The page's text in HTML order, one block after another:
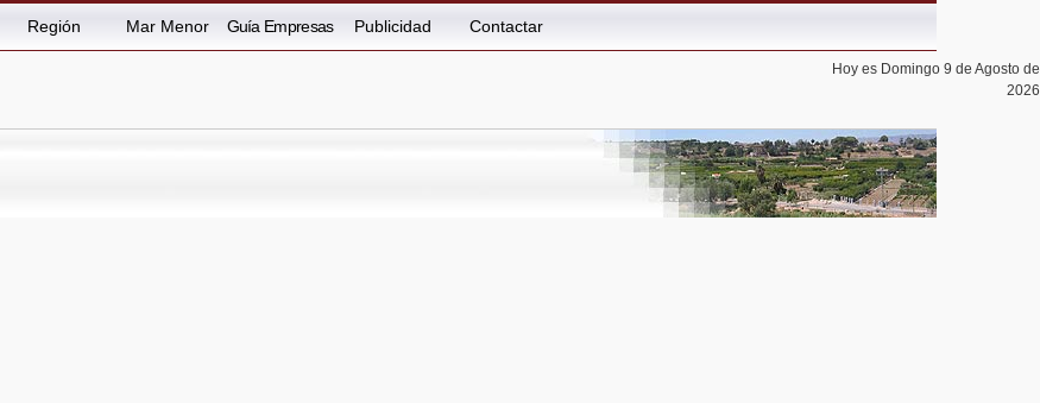
Región Mar Menor Guía Empresas Publicidad Contactar
Hoy es Domingo 9 de Agosto de
2026